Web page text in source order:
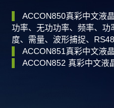
ACCON850真彩中文液
功率、无功功率、频率、
度、需量、波形捕捉、
ACCON851真彩中文液
ACCON852 真彩中文液